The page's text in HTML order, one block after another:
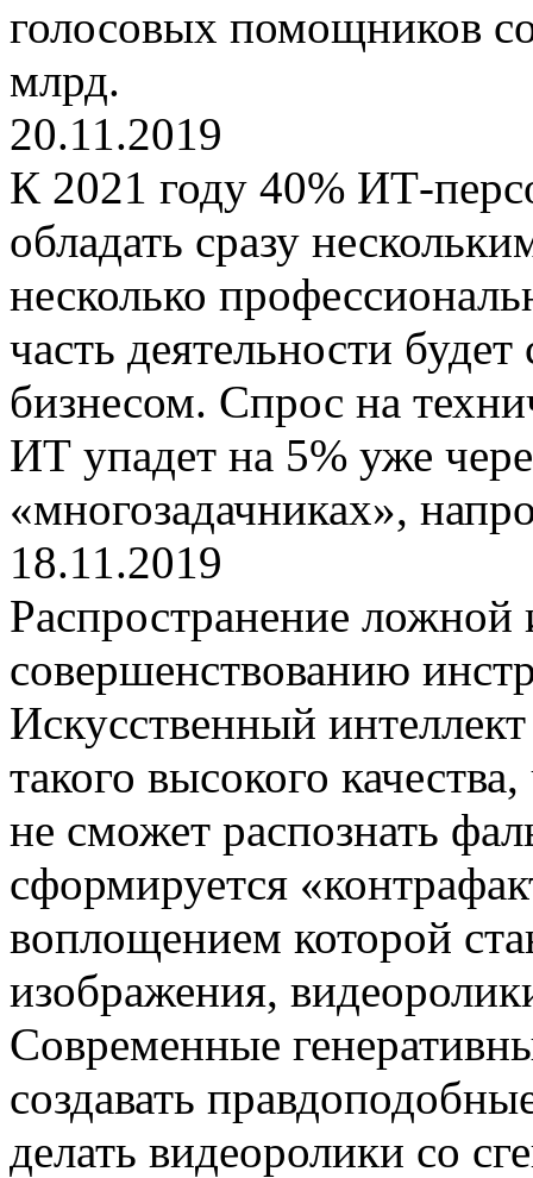
голосовых помощников
млрд.
20.11.2019
К 2021 году 40% ИТ-
обладать сразу
несколько
часть деятельности
бизнесом. Спрос на
ИТ упадет на 5% уже
«многозадачниках»,
18.11.2019
Распространение
совершенствованию
Искусственный
такого высокого
не сможет распознать
сформируется
воплощением которой
изображения,
Современные
создавать
делать видеоролики со